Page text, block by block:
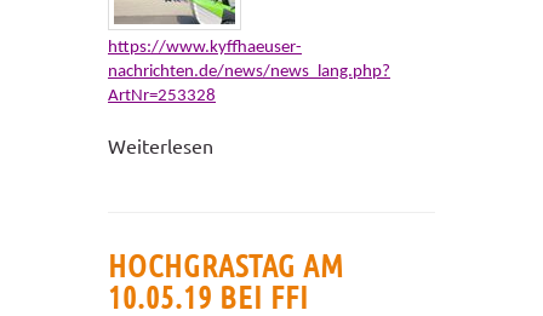
https://www.kyffhaeuser-
nachrichten.de/news/news_lang.php?
ArtNr=253328
Weiterlesen
HOCHGRASTAG AM
10.05.19 BEI FFI